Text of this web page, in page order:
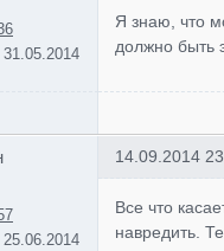
31.05.2014
Я знаю, что
должно быть
25.06.2014
14.09.2014
Все что
навредить.